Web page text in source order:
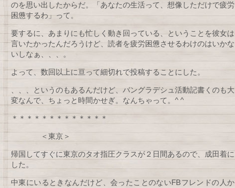
のを思い出したからだ。「あなたの生活って、想像しただけで疲労
困憊するわ」って。
要するに、あまりにも忙しく動き回っている、ということを彼女は
言いたかったんだろうけど、読者を疲労困憊させるわけのはいかな
いしなぁ、、、。
よって、数回以上に亘って細切れで投稿することにした。
、、、というのもあるんだけど、バングラデシュ活動記書くのも大
変なんで、ちょっと時間かせぎ。なんちゃって。^ ^
＊＊＊＊＊＊＊＊＊＊＊＊＊
＜東京＞
帰国してすぐに東京のタオ指圧クラスが２日間あるので、成田着に
した。
中東にいるときなんだけど、会ったことのないFBフレンドの人か